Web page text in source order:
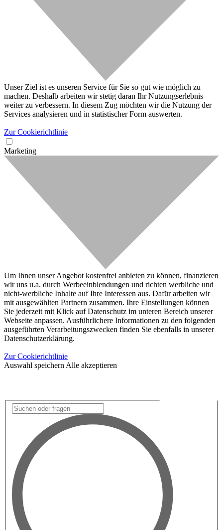
Unser Ziel ist es unseren Service für Sie so gut wie möglich zu
machen. Deshalb arbeiten wir stetig daran Ihr Nutzungserlebnis
weiter zu verbessern. In diesem Zug möchten wir die Nutzung der
Services analysieren und in statistischer Form auswerten.
Zur Cookierichtlinie
Marketing
Um Ihnen unser Angebot kostenfrei anbieten zu können, finanzieren
wir uns u.a. durch Werbeeinblendungen und richten werbliche und
nicht-werbliche Inhalte auf Ihre Interessen aus. Dafür arbeiten wir
mit ausgewählten Partnern zusammen. Ihre Einstellungen können
Sie jederzeit mit Klick auf Datenschutz im unteren Bereich unserer
Webseite anpassen. Ausführlichere Informationen zu den folgenden
ausgeführten Verarbeitungszwecken finden Sie ebenfalls in unserer
Datenschutzerklärung.
Zur Cookierichtlinie
Auswahl speichern Alle akzeptieren